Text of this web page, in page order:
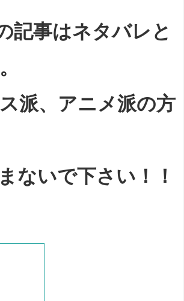
事はネタバレと
派、アニメ派の方
ないで下さい！！